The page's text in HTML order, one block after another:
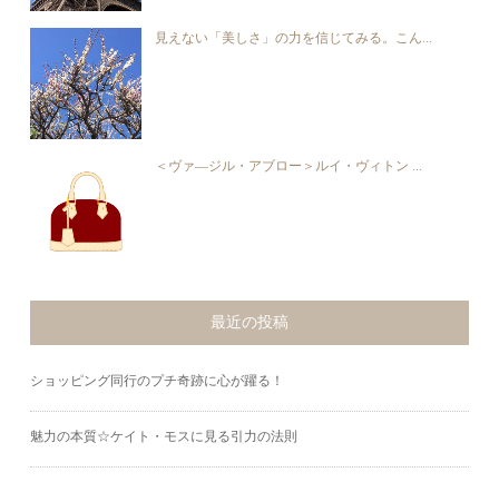
見えない「美しさ」の力を信じてみる。こん...
＜ヴァ―ジル・アブロー＞ルイ・ヴィトン ...
最近の投稿
ショッピング同行のプチ奇跡に心が躍る！
魅力の本質☆ケイト・モスに見る引力の法則